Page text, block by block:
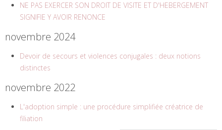
NE PAS EXERCER SON DROIT DE VISITE ET D'HEBERGEMENT
SIGNIFIE Y AVOIR RENONCE
novembre 2024
Devoir de secours et violences conjugales : deux notions
distinctes
novembre 2022
L'adoption simple : une procédure simplifiée créatrice de
filiation